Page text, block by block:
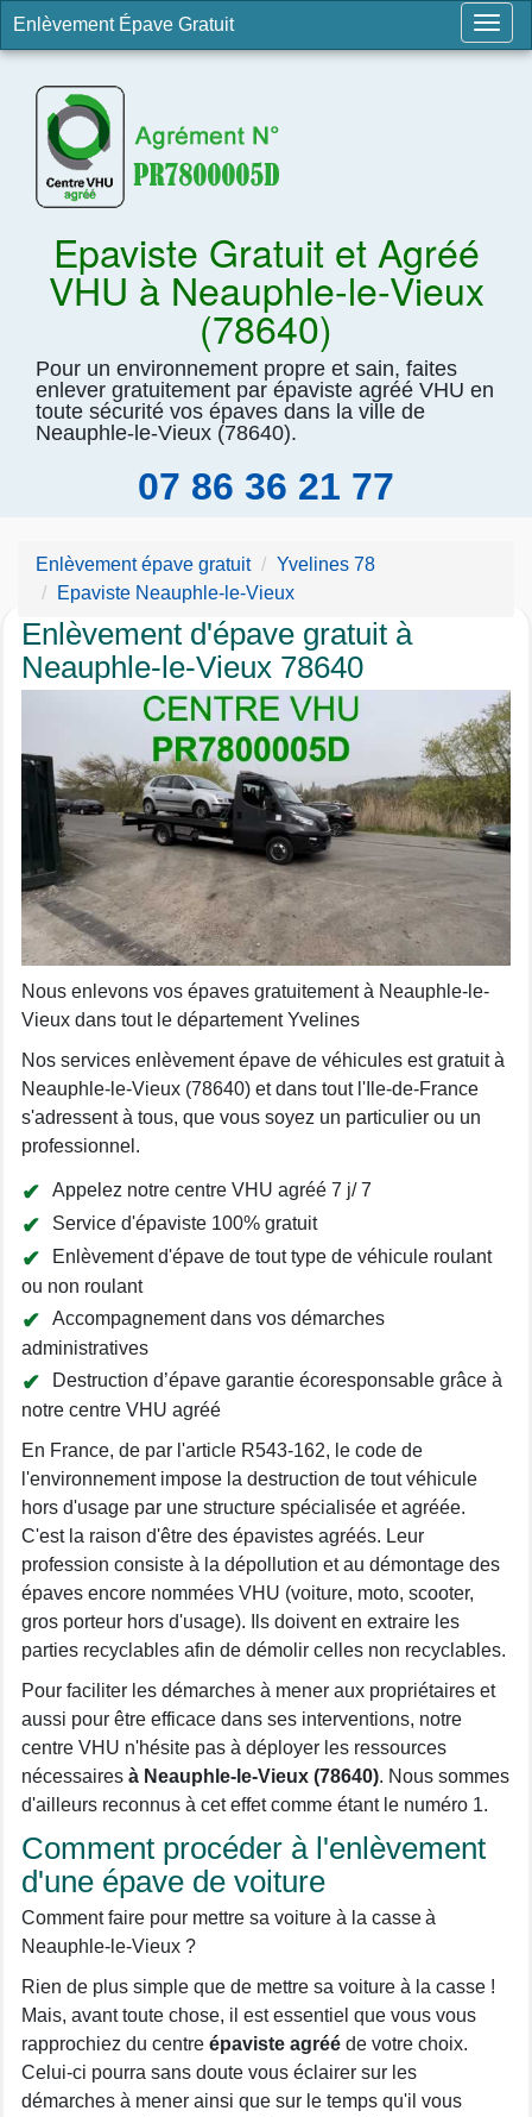
Enlèvement Épave Gratuit
Epaviste Gratuit et Agréé
VHU à Neauphle-le-Vieux
(78640)
Pour un environnement propre et sain, faites
enlever gratuitement par épaviste agréé VHU en
toute sécurité vos épaves dans la ville de
Neauphle-le-Vieux (78640).
07 86 36 21 77
Enlèvement épave gratuit
Yvelines 78
Epaviste Neauphle-le-Vieux
Enlèvement d'épave gratuit à
Neauphle-le-Vieux 78640
Nous enlevons vos épaves gratuitement à Neauphle-le-
Vieux dans tout le département Yvelines
Nos services enlèvement épave de véhicules est gratuit à
Neauphle-le-Vieux (78640) et dans tout l'Ile-de-France
s'adressent à tous, que vous soyez un particulier ou un
professionnel.
Appelez notre centre VHU agréé 7 j/ 7
Service d'épaviste 100% gratuit
Enlèvement d'épave de tout type de véhicule roulant
ou non roulant
Accompagnement dans vos démarches
administratives
Destruction d’épave garantie écoresponsable grâce à
notre centre VHU agréé
En France, de par l'article R543-162, le code de
l'environnement impose la destruction de tout véhicule
hors d'usage par une structure spécialisée et agréée.
C'est la raison d'être des épavistes agréés. Leur
profession consiste à la dépollution et au démontage des
épaves encore nommées VHU (voiture, moto, scooter,
gros porteur hors d'usage). Ils doivent en extraire les
parties recyclables afin de démolir celles non recyclables.
Pour faciliter les démarches à mener aux propriétaires et
aussi pour être efficace dans ses interventions, notre
centre VHU n'hésite pas à déployer les ressources
nécessaires à Neauphle-le-Vieux (78640). Nous sommes
d'ailleurs reconnus à cet effet comme étant le numéro 1.
Comment procéder à l'enlèvement
d'une épave de voiture
Comment faire pour mettre sa voiture à la casse à
Neauphle-le-Vieux ?
Rien de plus simple que de mettre sa voiture à la casse !
Mais, avant toute chose, il est essentiel que vous vous
rapprochiez du centre épaviste agréé de votre choix.
Celui-ci pourra sans doute vous éclairer sur les
démarches à mener ainsi que sur le temps qu'il vous